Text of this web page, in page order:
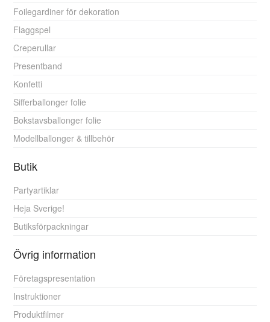
Foilegardiner för dekoration
Flaggspel
Creperullar
Presentband
Konfetti
Sifferballonger folie
Bokstavsballonger folie
Modellballonger & tillbehör
Butik
Partyartiklar
Heja Sverige!
Butiksförpackningar
Övrig information
Företagspresentation
Instruktioner
Produktfilmer